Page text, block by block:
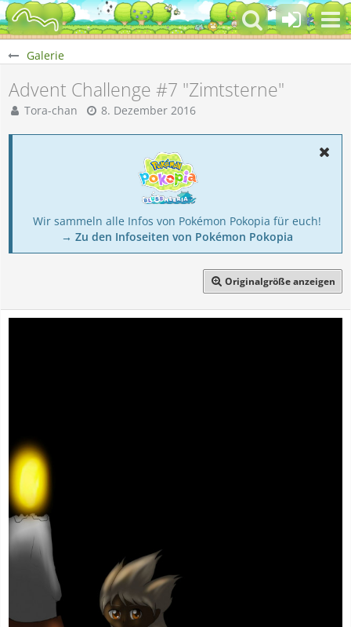
Galerie
Advent Challenge #7 "Zimtsterne"
Tora-chan 8. Dezember 2016
Wir sammeln alle Infos von Pokémon Pokopia für euch!
→ Zu den Infoseiten von Pokémon Pokopia
Originalgröße anzeigen